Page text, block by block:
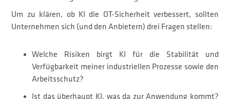
Um zu klären, ob KI die OT-Sicherheit verbessert, sollten
Unternehmen sich (und den Anbietern) drei Fragen stellen:
Welche Risiken birgt KI für die Stabilität und
Verfügbarkeit meiner industriellen Prozesse sowie den
Arbeitsschutz?
Ist das überhaupt KI, was da zur Anwendung kommt?